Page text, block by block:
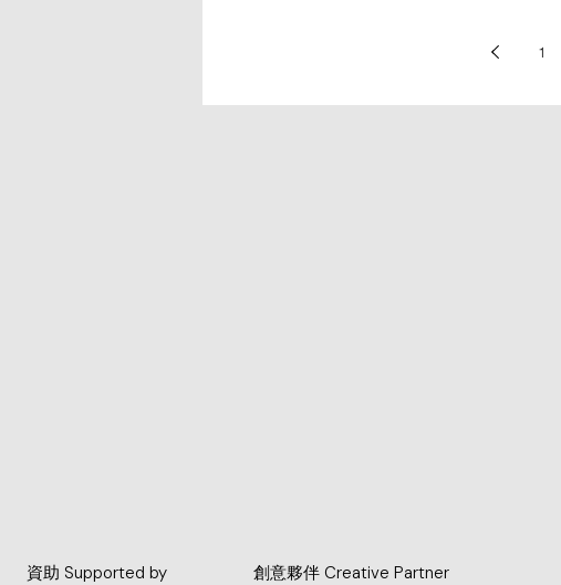
1
創意夥伴 Creative Partner
資助 Supported by